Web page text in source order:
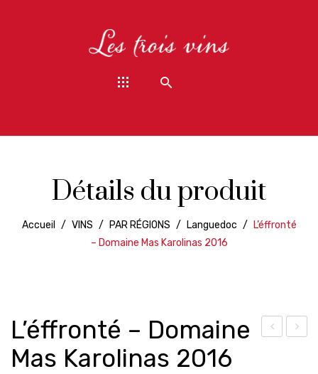
Détails du produit
Accueil / VINS / PAR RÉGIONS / Languedoc /
L’éffronté
– Domaine Mas Karolinas 2016
L’éffronté – Domaine
Mas Karolinas 2016